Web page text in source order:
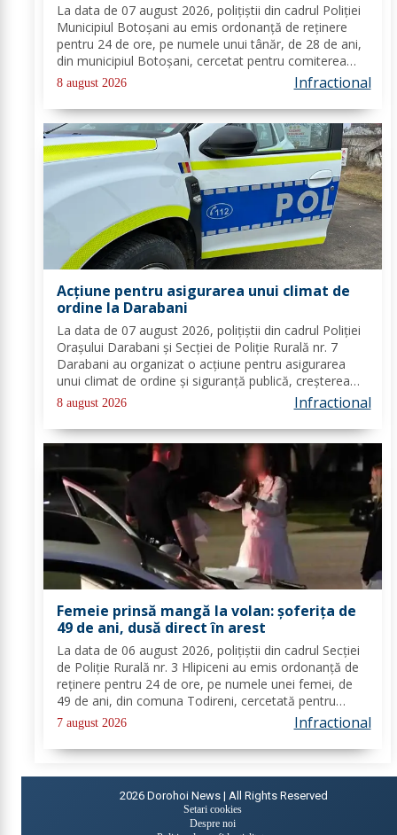
La data de 07 august 2026, polițiștii din cadrul Poliției
Municipiul Botoșani au emis ordonanță de reținere
pentru 24 de ore, pe numele unui tânăr, de 28 de ani,
din municipiul Botoșani, cercetat pentru comiterea
infracțiunii de furt. În urma probatoriului administrat,
s-a stabilit faptul că, în...
8 august 2026 Infractional
Acțiune pentru asigurarea unui climat de
ordine la Darabani
La data de 07 august 2026, polițiștii din cadrul Poliției
Orașului Darabani și Secției de Poliție Rurală nr. 7
Darabani au organizat o acțiune pentru asigurarea
unui climat de ordine și siguranță publică, creșterea
gradului de siguranță rutieră și combaterea faptelor
antisociale, în localitatea...
8 august 2026 Infractional
Femeie prinsă mangă la volan: șoferița de
49 de ani, dusă direct în arest
La data de 06 august 2026, polițiștii din cadrul Secției
de Poliție Rurală nr. 3 Hlipiceni au emis ordonanță de
reținere pentru 24 de ore, pe numele unei femei, de
49 de ani, din comuna Todireni, cercetată pentru
comiterea infracțiunii de conducerea unui vehicul sub
influența alcoolului. În urma...
7 august 2026 Infractional
2026 Dorohoi News | All Rights Reserved
Setari cookies
Despre noi